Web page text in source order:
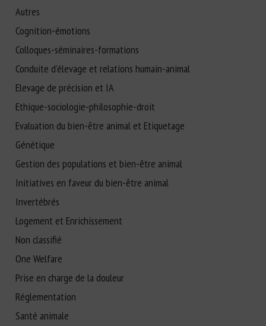
Autres
Cognition-émotions
Colloques-séminaires-formations
Conduite d'élevage et relations humain-animal
Elevage de précision et IA
Ethique-sociologie-philosophie-droit
Evaluation du bien-être animal et Etiquetage
Génétique
Gestion des populations et bien-être animal
Initiatives en faveur du bien-être animal
Invertébrés
Logement et Enrichissement
Non classifié
One Welfare
Prise en charge de la douleur
Réglementation
Santé animale